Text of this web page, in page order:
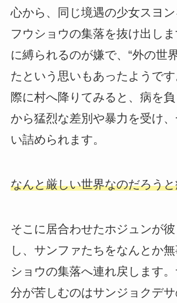
心から、同じ境遇の少女スヨ
フウショウの集落を抜け出し
に縛られるのが嫌で、“外の世
たという思いもあったようで
際に村へ降りてみると、病を
から猛烈な差別や暴力を受け
い詰められます。
なんと厳しい世界なのだろう
そこに居合わせたホジュンが
し、サンファたちをなんとか
ショウの集落へ連れ戻します。
分が苦しむのはサンジョクデ